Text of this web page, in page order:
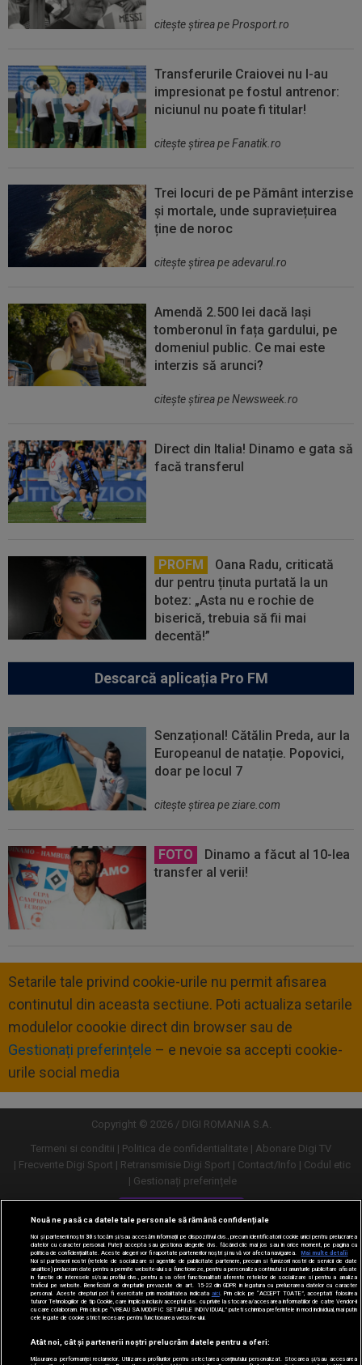
citeşte ştirea pe Prosport.ro
Transferurile Craiovei nu l-au
impresionat pe fostul antrenor:
niciunul nu poate fi titular!
citeşte ştirea pe Fanatik.ro
Trei locuri de pe Pământ interzise
și mortale, unde supraviețuirea
ține de noroc
citeşte ştirea pe adevarul.ro
Amendă 2.500 lei dacă lași
tomberonul în fața gardului, pe
domeniul public. Ce mai este
interzis să arunci?
citeşte ştirea pe Newsweek.ro
Direct din Italia! Dinamo e gata să
facă transferul
PROFM
Oana Radu, criticată
dur pentru ținuta purtată la un
botez: „Asta nu e rochie de
biserică, trebuia să fii mai
decentă!”
Descarcă aplicația Pro FM
Senzațional! Cătălin Preda, aur la
Europeanul de natație. Popovici,
doar pe locul 7
citeşte ştirea pe ziare.com
FOTO
Dinamo a făcut al 10-lea
transfer al verii!
Setarile tale privind cookie-urile nu permit afisarea
continutul din aceasta sectiune. Poti actualiza setarile
modulelor coookie direct din browser sau de
Gestionați preferințele – e nevoie sa accepti cookie-
urile social media
Copyright © 2026 / DIGI ROMANIA S.A.
Termeni si conditii
Politica de confidentialitate
Abonare Digi TV
Frecvente Digi Sport
Retransmisie Digi Sport Contact/Info
Codul etic
Gestionați preferințele
Versiune desktop
Nouă ne pasă ca datele tale personale să rămână confidențiale
Noi și partenerii noștri30stocăm și/sau accesăm informații pe dispozitivul dvs., precum identificatorii cookie unici pentru prelucrarea
datelor cu caracter personal. Puteți accepta sau gestiona alegerile dvs. făcând clic mai jos sau în orice moment, pe pagina cu
politica de confidențialitate. Aceste alegeri vor fi raportate partenerilor noștri și nu vă vor afecta navigarea.
Mai multe detalii
Noi si partenerii nostri (retelele de socializare si agentiile de publicitate partenere, precum si furnizorii nostri de servicii de date
analitice) prelucram date pentru a permite website-ului sa functioneze, pentru a personaliza continutul si anunturile publicitare afisate
in functie de interesele si/sau profilul dvs., pentru a va oferi functionalitati aferente retelelor de socializare si pentru a analiza
traficul pe website. Beneficiati de drepturile prevazute de art. 15-22 din GDPR in legatura cu prelucrarea datelor cu caracter
personal. Aceste drepturi pot fi exercitate prin modalitatea indicata aici. Prin click pe “ACCEPT TOATE”, acceptati folosirea
tuturor Tehnologiilor de tip Cookie, care implica inclusiv acceptul dvs. cu privire la stocarea/accesarea informatiilor de catre Vendor-ii
cu care colaboram. Prin click pe “VREAU SA MODIFIC SETARILE INDIVIDUAL” puteti schimba preferintele in mod individual, mai putin
cele legate de cookie strict necesare pentru functionarea website-ului.
Atât noi, cât și partenerii noștri prelucrăm datele pentru a oferi:
Măsurarea performanței reclamelor. Utilizarea profilurilor pentru selectarea conținutului personalizat. Stocarea și/sau accesarea